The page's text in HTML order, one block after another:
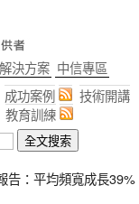
解決方案 中信專區
成功案例
技術開講
教育訓練
告：平均頻寬成長39%